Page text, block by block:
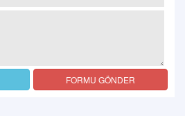
FORMU GÖNDER